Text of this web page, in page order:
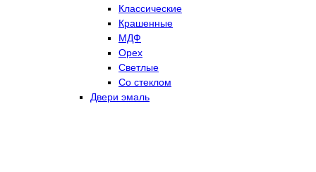
Классические
Крашенные
МДФ
Орех
Светлые
Со стеклом
Двери эмаль